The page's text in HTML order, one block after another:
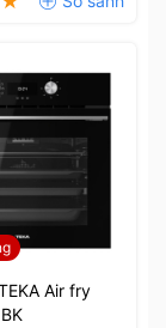
Air fry